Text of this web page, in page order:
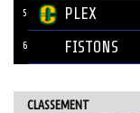
5 PLEX
6 FISTONS
CLASSEMENT